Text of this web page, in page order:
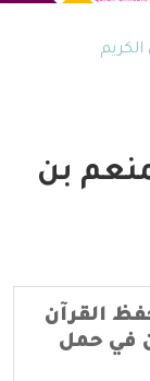
الكريم
بن
القرآن
في حمل